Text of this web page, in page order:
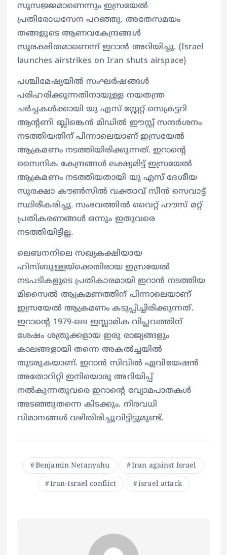
സുസജ്ജമാണെന്നും ഇസ്രയേല്‍
പ്രതിരോധസേന പറഞ്ഞു. അതേസമയം
തങ്ങളുടെ ആണവകേന്ദ്രങ്ങള്‍
സുരക്ഷിതമാണെന്ന് ഇറാന്‍ അറിയിച്ചു. (Israel
launches airstrikes on Iran shuts airspace)
പശ്ചിമേഷ്യയില്‍ സംഘര്‍ഷങ്ങള്‍
പരിഹരിക്കുന്നതിനായുള്ള നയതന്ത്ര
ചര്‍ച്ചകള്‍ക്കായി യു എസ് സ്റ്റേറ്റ് സെക്രട്ടറി
ആന്റണി ബ്ലിങ്കെന്‍ മിഡില്‍ ഈസ്റ്റ് സന്ദര്‍ശനം
നടത്തിയതിന് പിന്നാലെയാണ് ഇസ്രയേല്‍
ആക്രമണം നടത്തിയിരിക്കുന്നത്. ഇറാന്റെ
സൈനിക കേന്ദ്രങ്ങള്‍ ലക്ഷ്യമിട്ട് ഇസ്രയേല്‍
ആക്രമണം നടത്തിയതായി യു എസ് ദേശീയ
സുരക്ഷാ കൗണ്‍സില്‍ വക്താവ് സീന്‍ സെവാട്ട്
സ്ഥിരീകരിച്ചു. സംഭവത്തില്‍ വൈറ്റ് ഹൗസ് മറ്റ്
പ്രതികരണങ്ങള്‍ ഒന്നും ഇതുവരെ
നടത്തിയിട്ടില്ല.
ലെബനനിലെ സഖ്യകക്ഷിയായ
ഹിസ്ബുള്ളയ്ക്കെതിരായ ഇസ്രയേല്‍
നടപടികളുടെ പ്രതികാരമായി ഇറാന്‍ നടത്തിയ
മിസൈല്‍ ആക്രമണത്തിന് പിന്നാലെയാണ്
ഇസ്രയേല്‍ ആക്രമണം കടുപ്പിച്ചിരിക്കുന്നത്.
ഇറാന്റെ 1979-ലെ ഇസ്ലാമിക വിപ്ലവത്തിന്
ശേഷം ശത്രുക്കളായ ഇരു രാജ്യങ്ങളും
കാലങ്ങളായി തന്നെ അകല്‍ച്ചയില്‍
തുടരുകയാണ്. ഇറാന്‍ സിവില്‍ ഏവിയേഷന്‍
അതോറിറ്റി ഇനിയൊരു അറിയിപ്പ്
നല്‍കുന്നതുവരെ ഇറാന്റെ വ്യോമപാതകള്‍
അടഞ്ഞുതന്നെ കിടക്കും. നിരവധി
വിമാനങ്ങള്‍ വഴിതിരിച്ചുവിട്ടിട്ടുമുണ്ട്.
Benjamin Netanyahu Iran against Israel
Iran-Israel conflict israel attack